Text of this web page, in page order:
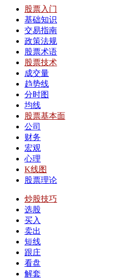
股票入门
基础知识
交易指南
政策法规
股票术语
股票技术
成交量
趋势线
分时图
均线
股票基本面
公司
财务
宏观
心理
K线图
股票理论
炒股技巧
选股
买入
卖出
短线
跟庄
看盘
解套